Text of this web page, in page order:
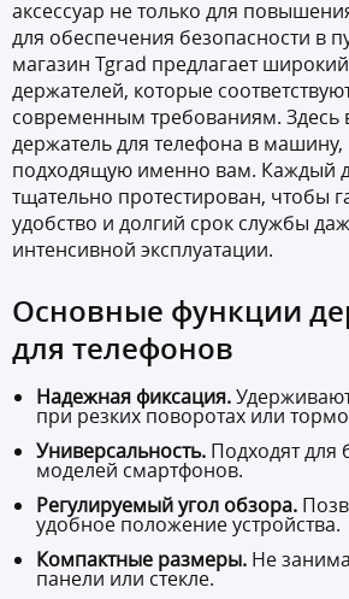
аксессуар не только для
для обеспечения безопасности в
магазин Tgrad предлагает
держателей, которые
современным требованиям. Здесь
держатель для телефона в машину,
подходящую именно вам. Каждый
тщательно протестирован, чтобы
удобство и долгий срок службы
интенсивной эксплуатации.
Основные функции
для телефонов
Надежная фиксация.
при резких поворотах или
Универсальность. Подходят для
моделей смартфонов.
Регулируемый угол обзора.
удобное положение устройства.
Компактные размеры. Не
панели или стекле.